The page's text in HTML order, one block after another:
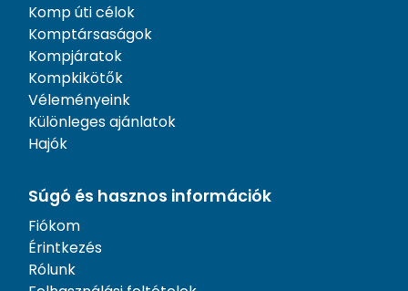
Komp úti célok
Komptársaságok
Kompjáratok
Kompkikötők
Véleményeink
Különleges ajánlatok
Hajók
Súgó és hasznos információk
Fiókom
Érintkezés
Rólunk